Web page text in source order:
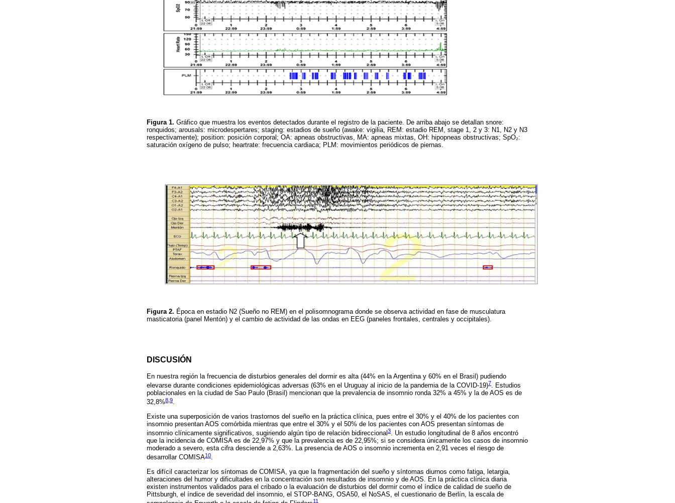
Figura 1. Gráfico que muestra los eventos detectados durante el registro de la paciente. De arriba abajo se detallan snore:
ronquidos; arousals: microdespertares; staging: estadios de sueño (awake: vigilia, REM: estadio REM, stage 1, 2 y 3: N1, N2 y N3
respectivamente); position: posición corporal; OA: apneas obstructivas, MA: apneas mixtas, OH: hipopneas obstructivas; SpO₂:
saturación oxígeno de pulso; heartrate: frecuencia cardiaca; PLM: movimientos periódicos de piernas.
Figura 2. Época en estadio N2 (Sueño no REM) en el polisomnograma donde se observa actividad en fase de musculatura
masticatoria (panel Mentón) y el cambio de actividad de las ondas en EEG (paneles frontales, centrales y occipitales).
DISCUSIÓN
En nuestra región la frecuencia de disturbios generales del dormir es alta (44% en la Argentina y 60% en el Brasil) pudiendo
elevarse durante condiciones epidemiológicas adversas (63% en el Uruguay al inicio de la pandemia de la COVID-19)7. Estudios
poblacionales en la ciudad de Sao Paulo (Brasil) mencionan que la prevalencia de insomnio ronda 32% a 45% y la de AOS es de
32,8%8 9.
Existe una superposición de varios trastornos del sueño en la práctica clínica, pues entre el 30% y el 40% de los pacientes con
insomnio presentan AOS comórbida mientras que entre el 30% y el 50% de los pacientes con AOS presentan síntomas de
insomnio clínicamente significativos, sugiriendo algún tipo de relación bidireccional3. Un estudio longitudinal de 8 años encontró
que la incidencia de COMISA es de 22,97% y que la prevalencia es de 22,95%; si se considera únicamente los casos de insomnio
moderado a severo, esta cifra desciende a 2,63%. La presencia de AOS o insomnio incrementa en 2,91 veces el riesgo de
desarrollar COMISA10.
Es difícil caracterizar los síntomas de COMISA, ya que la fragmentación del sueño y síntomas diurnos como fatiga, letargia,
alteraciones del humor y dificultades en la concentración son resultados de insomnio y de AOS. En la práctica clínica diaria
existen instrumentos validados para el cribado o la evaluación de disturbios del dormir como el índice de calidad de sueño de
Pittsburgh, el índice de severidad del insomnio, el STOP-BANG, OSA50, el NoSAS, el cuestionario de Berlín, la escala de
11